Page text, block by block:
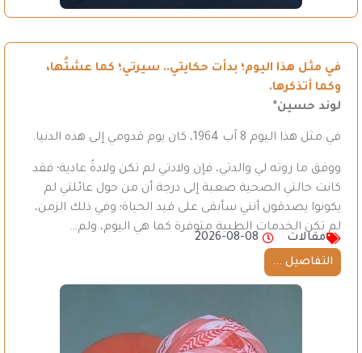
في مثل هذا اليوم؛ بدأت حكايتي.. سيرتي؛ كما عشتُها،
وكما أتذكرها.
لوند حسين*
في مثل هذا اليوم 8 آب 1964، كان يوم قدومي إلى هذه الدنيا.
ووفق ما روته لي والدتي، فإن ولادتي لم تكن ولادةً عادية؛ فقد
كانت حالتي الصحية صعبة إلى درجة أن من حول عائلتي لم
يكونوا يصدقون أنني سأبقى على قيد الحياة؛ وفي ذلك الزمن،
لم تكن الخدمات الطبية متوفرة كما هي اليوم، ولم…
مقالات
2026-08-08
التفاصيل ...